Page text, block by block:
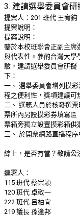
3. 建請選舉委員會
提案人：201 班代 王宥鈞
提案說明：
提案說明：
鑒於本校班聯會正副主席
與代表性。參酌台灣大學
驗，建請選舉委員會研擬
下：
一、 選舉委員會增列摸
程之便利性，獎項建議可
二、 選務人員於核發選
票所內另設摸彩券填寫區
票箱旁獨立設置摸彩箱供
三、 於開票網路直播程
綜上，是否有當？敬請公
連署人：
115 班代 蔡宗穎
120 班代 卓敬一
222 班代 呂柏宜
219 議長 孫逢邦